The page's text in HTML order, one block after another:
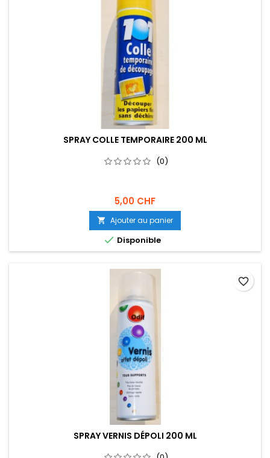
SPRAY COLLE TEMPORAIRE 200 ML
(0)
5,00 CHF
 Ajouter au panier
 Disponible
SPRAY VERNIS DÉPOLI 200 ML
favorite_border